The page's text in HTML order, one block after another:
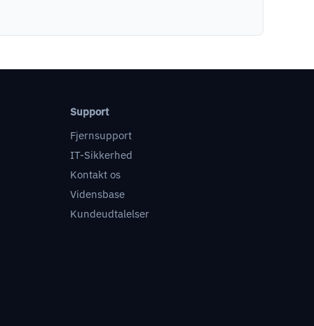
Support
Fjernsupport
IT-Sikkerhed
Kontakt os
Vidensbase
Kundeudtalelser